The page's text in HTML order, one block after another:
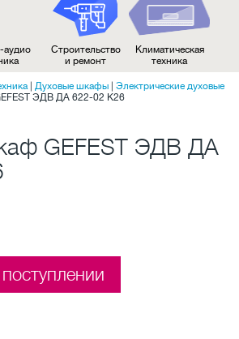
аудио
Строительство
и ремонт
Климатическая
техника
| Духовые шкафы
Электрические духовые
ЭДВ ДА 622-02 К26
GEFEST ЭДВ ДА